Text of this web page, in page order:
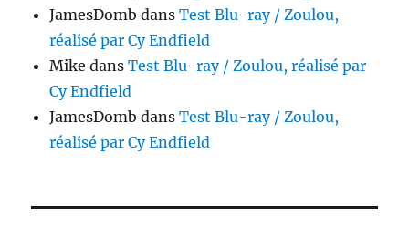
JamesDomb dansTest Blu-ray / Zoulou,
réalisé par Cy Endfield
Mike dansTest Blu-ray / Zoulou, réalisé par
Cy Endfield
JamesDomb dansTest Blu-ray / Zoulou,
réalisé par Cy Endfield